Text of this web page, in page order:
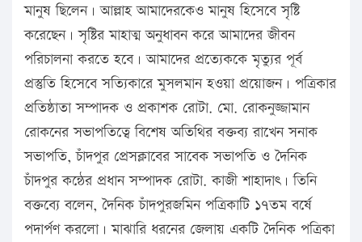
মানুষ ছিলেন। আল্লাহ আমাদেরকেও মানুষ হিসেবে সৃষ্টি
করেছেন। সৃষ্টির মাহাত্ম অনুধাবন করে আমাদের জীবন
পরিচালনা করতে হবে। আমাদের প্রত্যেককে মৃত্যুর পূর্ব
প্রস্তুতি হিসেবে সত্যিকারে মুসলমান হওয়া প্রয়োজন। পত্রিকার
প্রতিষ্ঠাতা সম্পাদক ও প্রকাশক রোটা. মো. রোকনুজ্জামান
রোকনের সভাপতিত্বে বিশেষ অতিথির বক্তব্য রাখেন সনাক
সভাপতি, চাঁদপুর প্রেসক্লাবের সাবেক সভাপতি ও দৈনিক
চাঁদপুর কন্ঠের প্রধান সম্পাদক রোটা. কাজী শাহাদাৎ। তিনি
বক্তব্যে বলেন, দৈনিক চাঁদপুরজমিন পত্রিকাটি ১৭তম বর্ষে
পদার্পণ করলো। মাঝারি ধরনের জেলায় একটি দৈনিক পত্রিকা